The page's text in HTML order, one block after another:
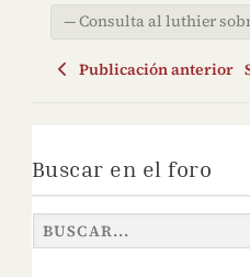
Publicación anterior
Buscar en el foro